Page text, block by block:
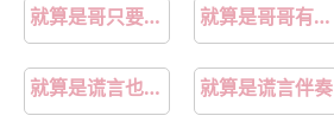
就算是哥只要有爱就没问题对吧在线观看 就算是哥哥有爱就没问题了对吧哔哩哔哩
就算是谎言也千真万确韩语怎么说 就算是谎言伴奏